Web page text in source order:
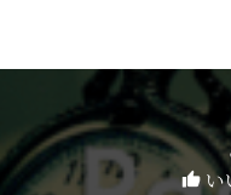
い